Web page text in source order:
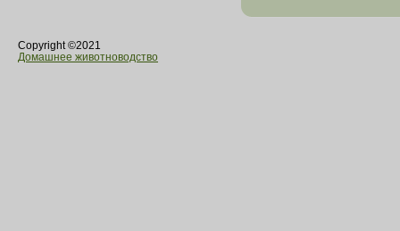
Copyright ©2021
Домашнее животноводство